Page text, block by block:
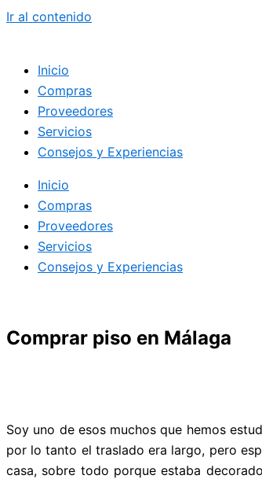
Ir al contenido
Inicio
Compras
Proveedores
Servicios
Consejos y Experiencias
Inicio
Compras
Proveedores
Servicios
Consejos y Experiencias
Comprar piso en Málaga
Soy uno de esos muchos que hemos
por lo tanto el traslado era largo, pero
casa, sobre todo porque estaba